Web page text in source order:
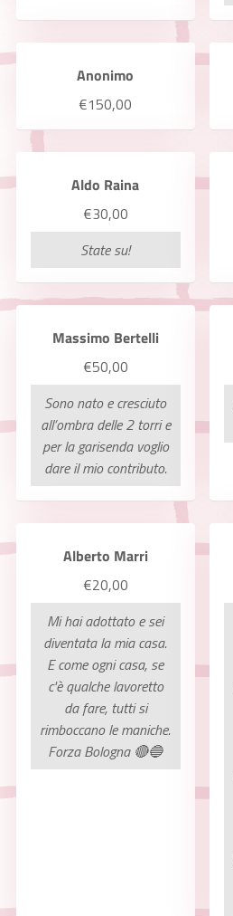
Anonimo
€150,00
Aldo Raina
€30,00
State su!
Massimo Bertelli
€50,00
Sono nato e cresciuto
all’ombra delle 2 torri e
per la garisenda voglio
dare il mio contributo.
Alberto Marri
€20,00
Mi hai adottato e sei
diventata la mia casa.
E come ogni casa, se
c'è qualche lavoretto
da fare, tutti si
rimboccano le maniche.
Forza Bologna 🔴🔵